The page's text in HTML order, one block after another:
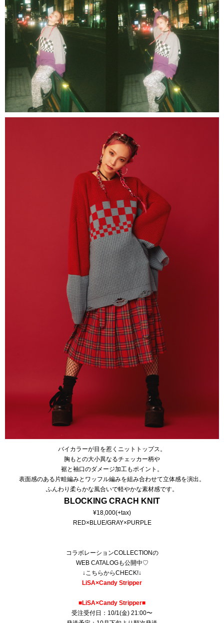
バイカラーが目を惹くニットトップス。
胸もとの大小異なるチェッカー柄や
裾と袖口のダメージ加工もポイント。
表面感のある片畦編みとワッフル編みを組み合わせて立体感を演出。
ふんわり柔らかな風合いで軽やかな素材感です。
BLOCKING CRACH KNIT
¥18,000(+tax)
RED×BLUE/GRAY×PURPLE
コラボレーションCOLLECTIONの
WEB CATALOGも公開中♡
↓こちらからCHECK!↓
LiSA×Candy Stripper
■LiSA×Candy Stripper■
受注受付日：10/1(金) 21:00〜